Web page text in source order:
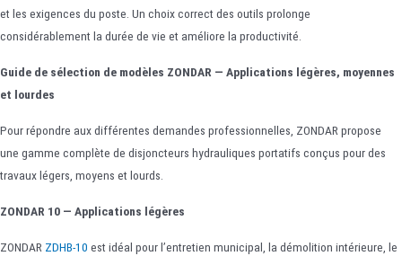
et les exigences du poste. Un choix correct des outils prolonge
considérablement la durée de vie et améliore la productivité.
Guide de sélection de modèles ZONDAR — Applications légères, moyennes
et lourdes
Pour répondre aux différentes demandes professionnelles, ZONDAR propose
une gamme complète de disjoncteurs hydrauliques portatifs conçus pour des
travaux légers, moyens et lourds.
ZONDAR 10 — Applications légères
ZONDAR ZDHB-10 est idéal pour l’entretien municipal, la démolition intérieure, le